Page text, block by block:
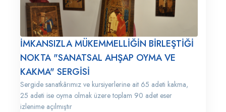
İMKANSIZLA MÜKEMMELLİĞİN BİRLEŞTİĞİ
NOKTA "SANATSAL AHŞAP OYMA VE
KAKMA" SERGİSİ
Sergide sanatkârımız ve kursiyerlerine ait 65 adeti kakma,
25 adeti ise oyma olmak üzere toplam 90 adet eser
izlenime açılmıştır